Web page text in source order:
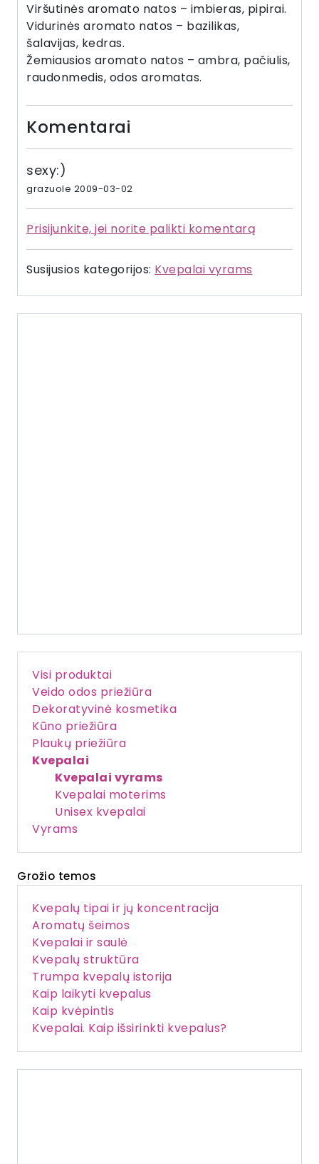
Visi produktai
Veido odos priežiūra
Dekoratyvinė kosmetika
Kūno priežiūra
Plaukų priežiūra
Kvepalai
Kvepalai vyrams
Kvepalai moterims
Unisex kvepalai
Vyrams
Grožio temos
Kvepalų tipai ir jų koncentracija
Aromatų šeimos
Kvepalai ir saulė
Kvepalų struktūra
Trumpa kvepalų istorija
Kaip laikyti kvepalus
Kaip kvėpintis
Kvepalai. Kaip išsirinkti kvepalus?
Viršutinės aromato natos – imbieras, pipirai.
Vidurinės aromato natos – bazilikas,
šalavijas, kedras.
Žemiausios aromato natos – ambra, pačiulis,
raudonmedis, odos aromatas.
Komentarai
sexy:)
grazuole 2009-03-02
Prisijunkite, jei norite palikti komentarą
Susijusios kategorijos: Kvepalai vyrams